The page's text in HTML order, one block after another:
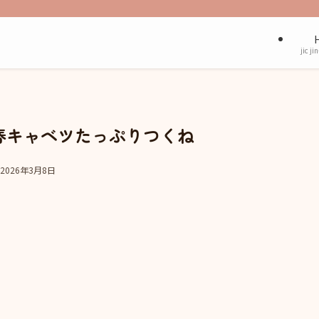
jic
ャベツたっぷりつくね
2026年3月8日